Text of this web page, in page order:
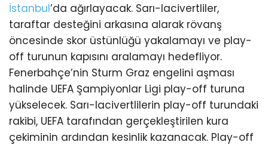
İstanbul’da ağırlayacak. Sarı-lacivertliler,
taraftar desteğini arkasına alarak rövanş
öncesinde skor üstünlüğü yakalamayı ve play-
off turunun kapısını aralamayı hedefliyor.
Fenerbahçe’nin Sturm Graz engelini aşması
halinde UEFA Şampiyonlar Ligi play-off turuna
yükselecek. Sarı-lacivertlilerin play-off turundaki
rakibi, UEFA tarafından gerçekleştirilen kura
çekiminin ardından kesinlik kazanacak. Play-off